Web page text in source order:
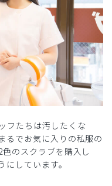
フたちは汚したくな
るでお気に入りの私服の
のスクラブを購入し
しています。